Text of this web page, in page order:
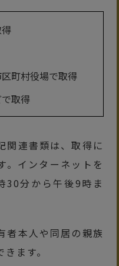
町村役場で取得
取得
関連書類は、取得に
。インターネットを
30分から午後9時ま
者本人や同居の親族
ます。